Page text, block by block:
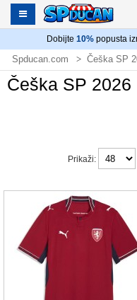
Dobijte 10% popusta
Spducan.com Češka SP
Češka SP 2026
Prikaži: